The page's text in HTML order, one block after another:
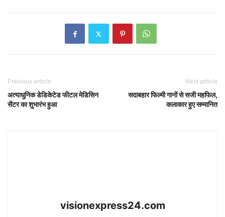
Previous article
अत्याधुनिक डेडिकेटेड फीटल मेडिसिन
सेंटर का शुभारंभ हुआ
Next article
सदाबहार फिल्मी गानों से सजी महफिल,
कलाकार हुए सम्मानित
visionexpress24.com